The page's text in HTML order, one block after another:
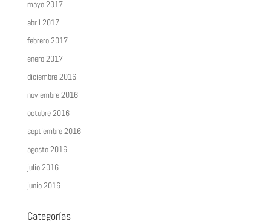
mayo 2017
abril 2017
febrero 2017
enero 2017
diciembre 2016
noviembre 2016
octubre 2016
septiembre 2016
agosto 2016
julio 2016
junio 2016
Categorías